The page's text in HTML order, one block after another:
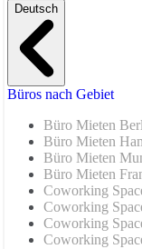
Deutsch
Büros nach Gebiet
Büro Mieten
Büro Mieten
Büro Mieten
Büro Mieten
Coworking
Coworking
Coworking
Coworking